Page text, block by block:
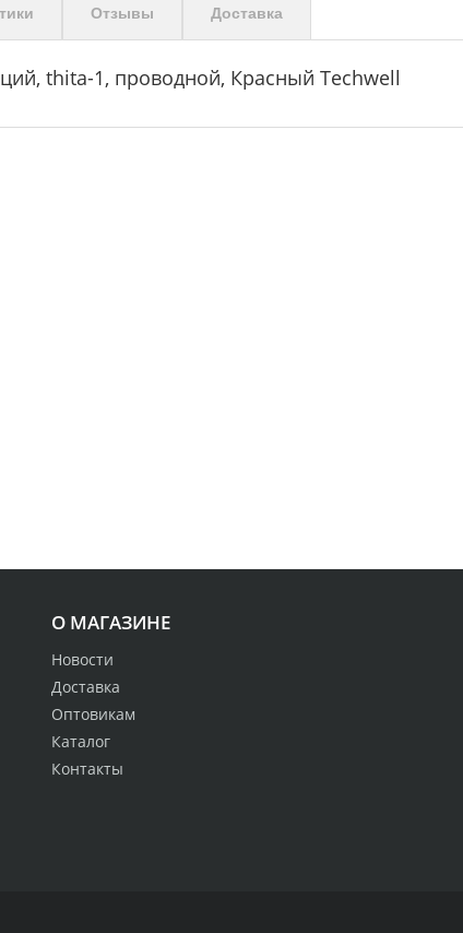
Отзывы Доставка
thita-1, проводной, Красный Techwell
О МАГАЗИНЕ
Новости
Доставка
Оптовикам
Каталог
Контакты